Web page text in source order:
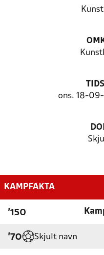
ons. 18-
KAMPFAKTA
'150
'70 Skjult navn